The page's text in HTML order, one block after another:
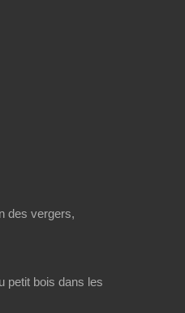
des vergers,
petit bois dans les